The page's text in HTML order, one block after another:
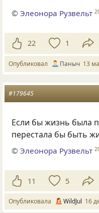
©Элеонора Рузвельт
22 1
Опубликовал Паныч 13
#179645
Если бы жизнь была
перестала бы быть
©Элеонора Рузвельт
11 5
Опубликовала WildJul 16